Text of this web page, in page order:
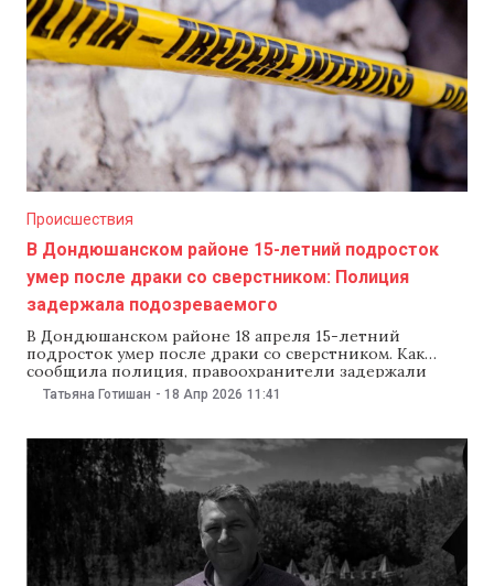
Происшествия
В Дондюшанском районе 15-летний подросток
умер после драки со сверстником: Полиция
задержала подозреваемого
В Дондюшанском районе 18 апреля 15-летний
подросток умер после драки со сверстником. Как
сообщила полиция, правоохранители задержали
подозреваемого и возбудили уголовное дело. По
данным полиции, двое подростков 15 и 16 лет
алкоголь. Затем между ними произошел конфликт,
который перерос в драку. Во время драки
Татьяна Готишан - 18 Апр 2026 11:41